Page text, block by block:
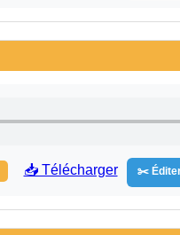
📥 Télécharger ✂️